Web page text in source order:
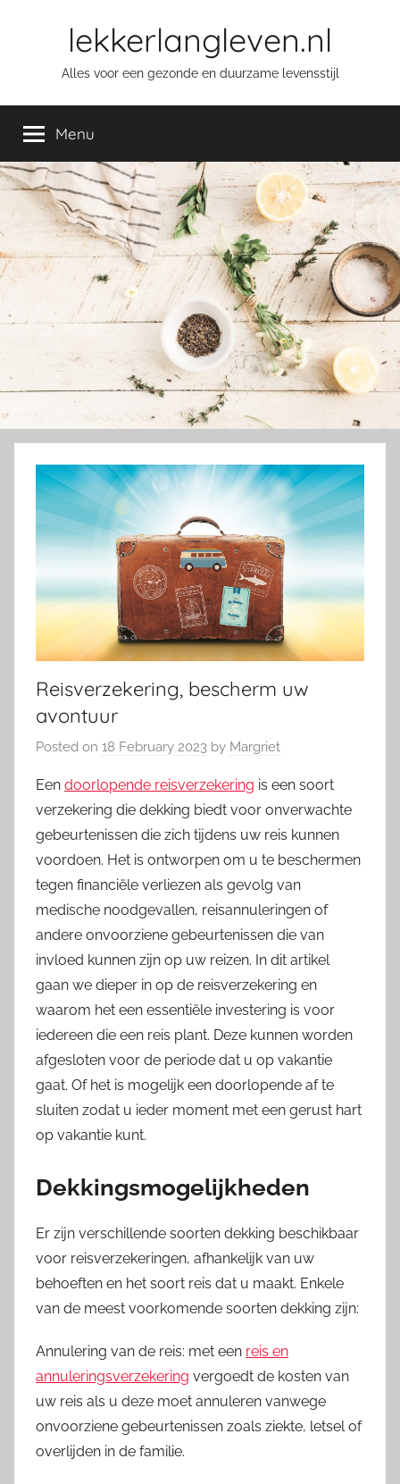
lekkerlangleven.nl
Alles voor een gezonde en duurzame levensstijl
Menu
Reisverzekering, bescherm uw
avontuur
Posted on 18 February 2023 by Margriet
Een doorlopende reisverzekering is een soort
verzekering die dekking biedt voor onverwachte
gebeurtenissen die zich tijdens uw reis kunnen
voordoen. Het is ontworpen om u te beschermen
tegen financiële verliezen als gevolg van
medische noodgevallen, reisannuleringen of
andere onvoorziene gebeurtenissen die van
invloed kunnen zijn op uw reizen. In dit artikel
gaan we dieper in op de reisverzekering en
waarom het een essentiële investering is voor
iedereen die een reis plant. Deze kunnen worden
afgesloten voor de periode dat u op vakantie
gaat. Of het is mogelijk een doorlopende af te
sluiten zodat u ieder moment met een gerust hart
op vakantie kunt.
Dekkingsmogelijkheden
Er zijn verschillende soorten dekking beschikbaar
voor reisverzekeringen, afhankelijk van uw
behoeften en het soort reis dat u maakt. Enkele
van de meest voorkomende soorten dekking zijn:
Annulering van de reis: met een reis en
annuleringsverzekering vergoedt de kosten van
uw reis als u deze moet annuleren vanwege
onvoorziene gebeurtenissen zoals ziekte, letsel of
overlijden in de familie.